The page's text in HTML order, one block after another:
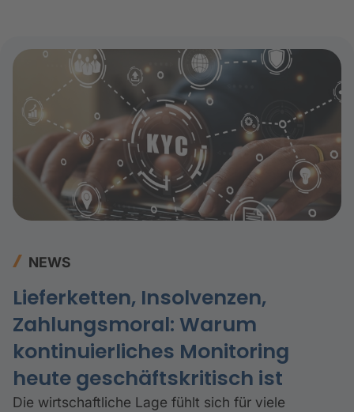
NEWS
Lieferketten, Insolvenzen,
Zahlungsmoral: Warum
kontinuierliches Monitoring
heute geschäftskritisch ist
Die wirtschaftliche Lage fühlt sich für viele